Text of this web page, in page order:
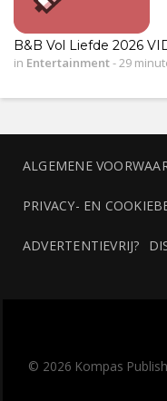
B&B Vol Liefde 2026
in Entertainment- 29
ALGEMENE
PRIVACY- EN
ADVERTENTIEVRIJ?
© 2026 Kompas